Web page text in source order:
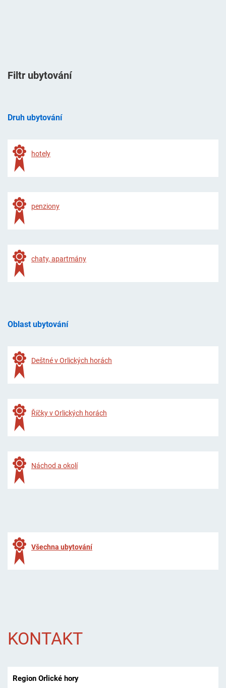
Filtr ubytování
Druh ubytování
hotely
penziony
chaty, apartmány
Oblast ubytování
Deštné v Orlických horách
Říčky v Orlických horách
Náchod a okolí
Všechna ubytování
KONTAKT
Region Orlické hory